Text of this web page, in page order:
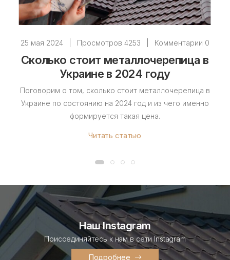
25 мая 2024 Просмотров 4253 Комментарии 0
Сколько стоит металлочерепица в
Украине в 2024 году
Поговорим о том, сколько стоит металлочерепица в
Украине по состоянию на 2024 год и из чего именно
формируется такая цена.
Читать статью
Наш Instagram
Присоединяйтесь к нам в сети Instagram
Подробнее